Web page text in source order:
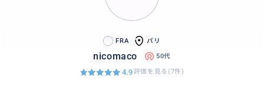
FRA パリ
nicomaco 50代
4.9評価を見る(7件)